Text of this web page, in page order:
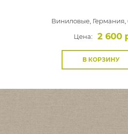
Виниловые, Германия,
Цена:
2 600
В КОРЗИНУ